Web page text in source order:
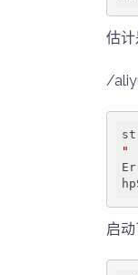
估
/
"
启